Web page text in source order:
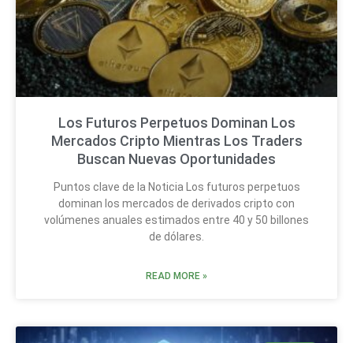
Los Futuros Perpetuos Dominan Los
Mercados Cripto Mientras Los Traders
Buscan Nuevas Oportunidades
Puntos clave de la Noticia Los futuros perpetuos
dominan los mercados de derivados cripto con
volúmenes anuales estimados entre 40 y 50 billones
de dólares.
READ MORE »